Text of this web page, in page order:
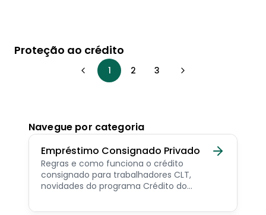
Proteção ao crédito
1 2 3
Navegue por categoria
Empréstimo Consignado Privado
Regras e como funciona o crédito
consignado para trabalhadores CLT,
novidades do programa Crédito do
consignado privado.